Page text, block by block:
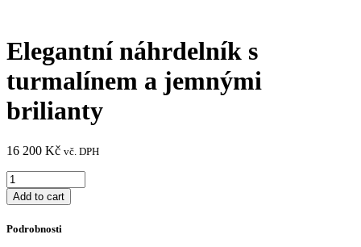
Elegantní náhrdelník s
turmalínem a jemnými
brilianty
16 200 Kč vč. DPH
Elegantní
náhrdelník
s
a
Add to cart
Podrobnosti